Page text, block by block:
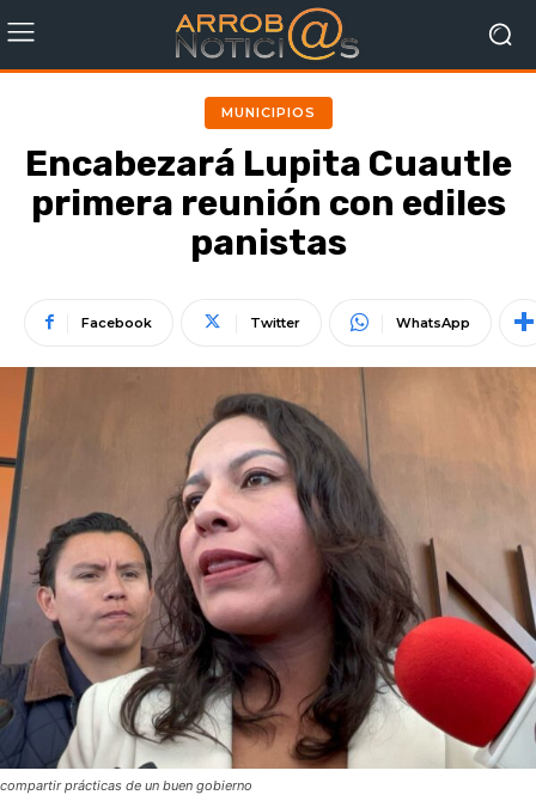
MUNICIPIOS
Encabezará Lupita Cuautle
primera reunión con ediles
panistas
Facebook Twitter WhatsApp
compartir prácticas de un buen gobierno